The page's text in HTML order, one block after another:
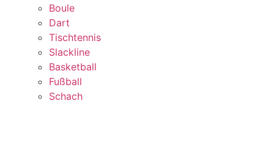
Boule
Dart
Tischtennis
Slackline
Basketball
Fußball
Schach